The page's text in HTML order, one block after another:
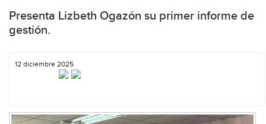
Presenta Lizbeth Ogazón su primer informe de
gestión.
12 diciembre 2025